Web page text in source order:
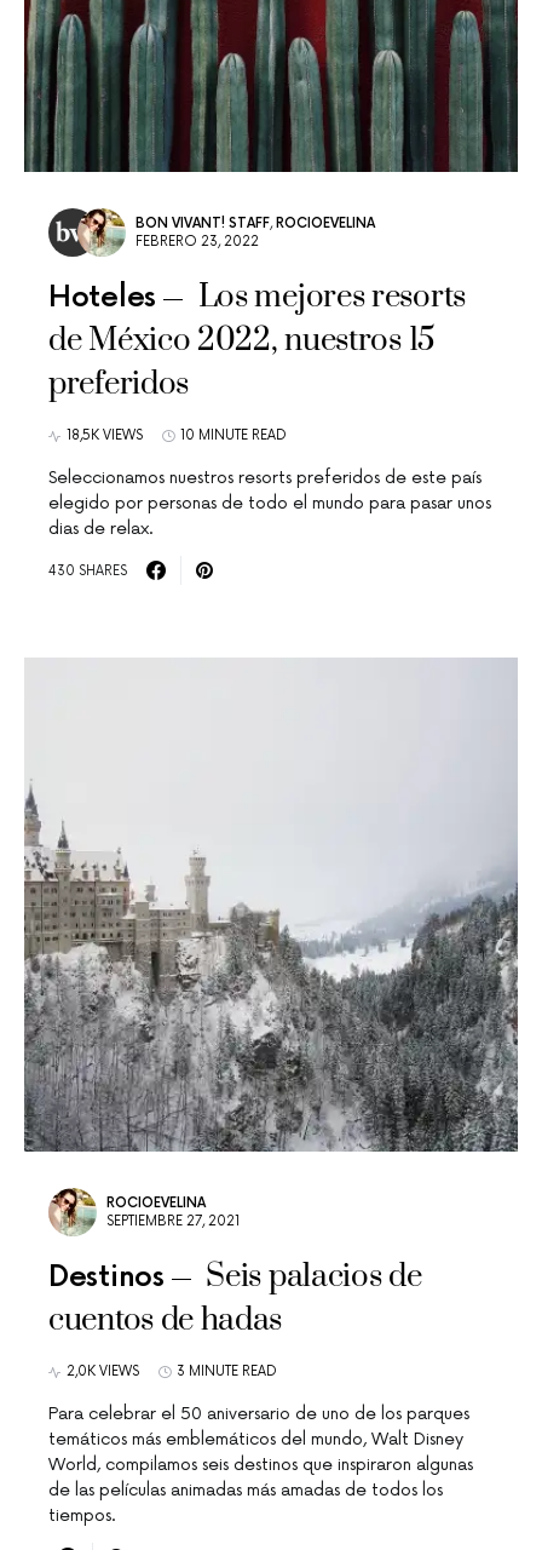
BON VIVANT! STAFF, ROCIOEVELINA
FEBRERO 23, 2022
Hoteles
Los mejores resorts
de México 2022, nuestros 15
preferidos
18,5K VIEWS 10 MINUTE READ
Seleccionamos nuestros resorts preferidos de este país
elegido por personas de todo el mundo para pasar unos
dias de relax.
430 SHARES
ROCIOEVELINA
SEPTIEMBRE 27, 2021
Destinos
Seis palacios de
cuentos de hadas
2,0K VIEWS 3 MINUTE READ
Para celebrar el 50 aniversario de uno de los parques
temáticos más emblemáticos del mundo, Walt Disney
World, compilamos seis destinos que inspiraron algunas
de las películas animadas más amadas de todos los
tiempos.